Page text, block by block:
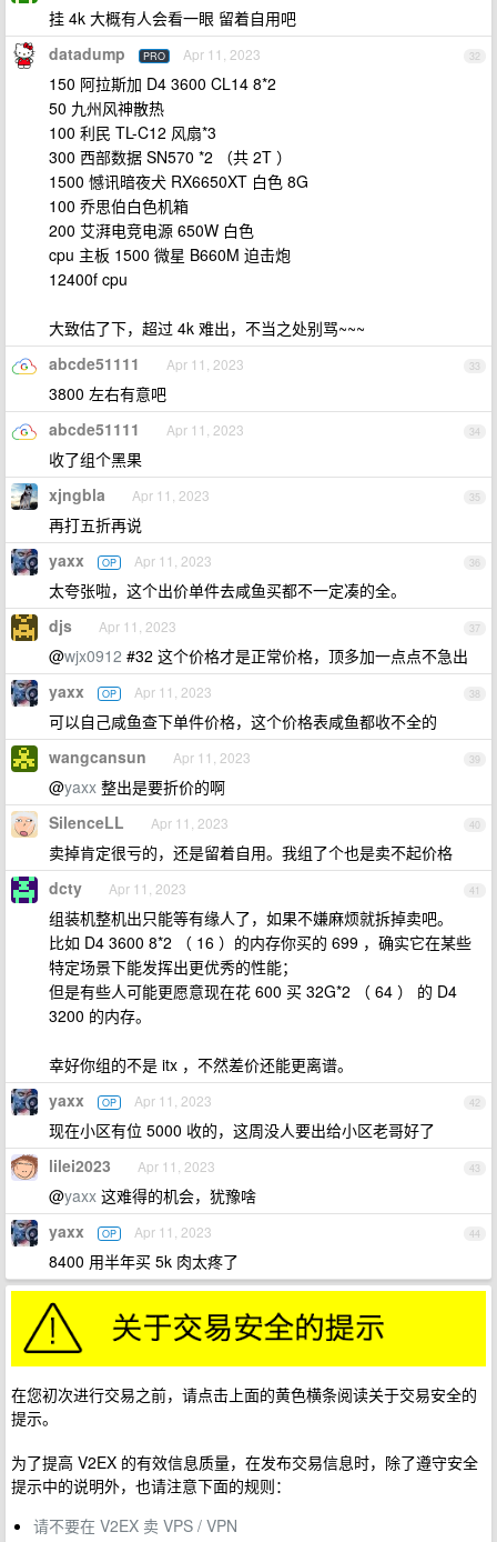
挂 4k 大概有人会看一眼 留着自用吧
32
datadump PRO Apr 11, 2023
150 阿拉斯加 D4 3600 CL14 8*2
50 九州风神散热
100 利民 TL-C12 风扇*3
300 西部数据 SN570 *2 （共 2T ）
1500 憾讯暗夜犬 RX6650XT 白色 8G
100 乔思伯白色机箱
200 艾湃电竞电源 650W 白色
cpu 主板 1500 微星 B660M 迫击炮
12400f cpu
大致估了下，超过 4k 难出，不当之处别骂~~~
33
abcde51111 Apr 11, 2023
3800 左右有意吧
34
abcde51111 Apr 11, 2023
收了组个黑果
35
xjngbla Apr 11, 2023
再打五折再说
36
yaxx OP Apr 11, 2023
太夸张啦，这个出价单件去咸鱼买都不一定凑的全。
37
djs Apr 11, 2023
@wjx0912 #32 这个价格才是正常价格，顶多加一点点不急出
38
yaxx OP Apr 11, 2023
可以自己咸鱼查下单件价格，这个价格表咸鱼都收不全的
39
wangcansun Apr 11, 2023
@yaxx 整出是要折价的啊
40
SilenceLL Apr 11, 2023
卖掉肯定很亏的，还是留着自用。我组了个也是卖不起价格
41
dcty Apr 11, 2023
组装机整机出只能等有缘人了，如果不嫌麻烦就拆掉卖吧。
比如 D4 3600 8*2 （ 16 ）的内存你买的 699 ，确实它在某些
特定场景下能发挥出更优秀的性能；
但是有些人可能更愿意现在花 600 买 32G*2 （ 64 ） 的 D4
3200 的内存。
幸好你组的不是 itx ，不然差价还能更离谱。
42
yaxx OP Apr 11, 2023
现在小区有位 5000 收的，这周没人要出给小区老哥好了
43
lilei2023 Apr 11, 2023
@yaxx 这难得的机会，犹豫啥
44
yaxx OP Apr 11, 2023
8400 用半年买 5k 肉太疼了
在您初次进行交易之前，请点击上面的黄色横条阅读关于交易安全的
提示。
为了提高 V2EX 的有效信息质量，在发布交易信息时，除了遵守安全
提示中的说明外，也请注意下面的规则：
请不要在 V2EX 卖 VPS / VPN